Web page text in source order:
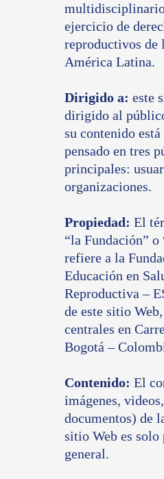
ejercicio de
reproductivos de
América Latina.
Dirigido a: este
dirigido al
su contenido
pensado en tres
principales:
organizaciones.
Propiedad: El
“la Fundación” o
refiere a la
Educación en
Reproductiva –
de este sitio
centrales en
Bogotá –
Contenido: El
imágenes,
documentos) de
sitio Web es
general.